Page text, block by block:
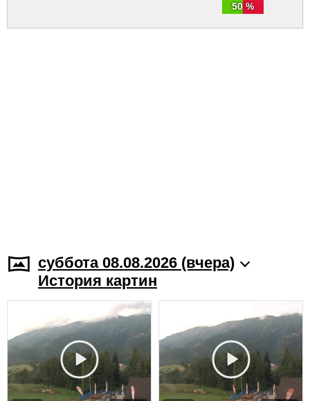
50 %
суббота 08.08.2026 (вчера)
История картин